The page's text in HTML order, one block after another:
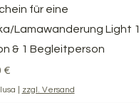
Vista rapida
für eine
Lamawanderung Light 1
& 1 Begleitperson
€
zzgl. Versand